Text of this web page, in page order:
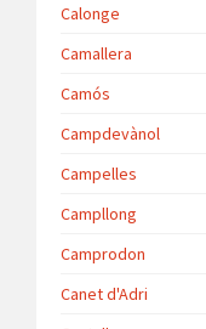
Calonge
Camallera
Camós
Campdevànol
Campelles
Campllong
Camprodon
Canet d'Adri